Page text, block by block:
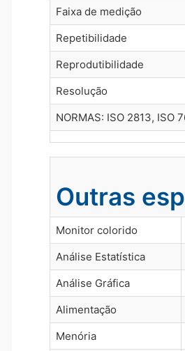
Faixa de medição
Repetibilidade
Reprodutibilidade
Resolução
NORMAS: ISO 2813, ISO
Outras
Monitor colorido
Análise Estatística
Análise Gráfica
Alimentação
Menória